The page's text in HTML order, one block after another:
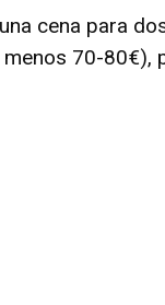
cena para
70-80€),